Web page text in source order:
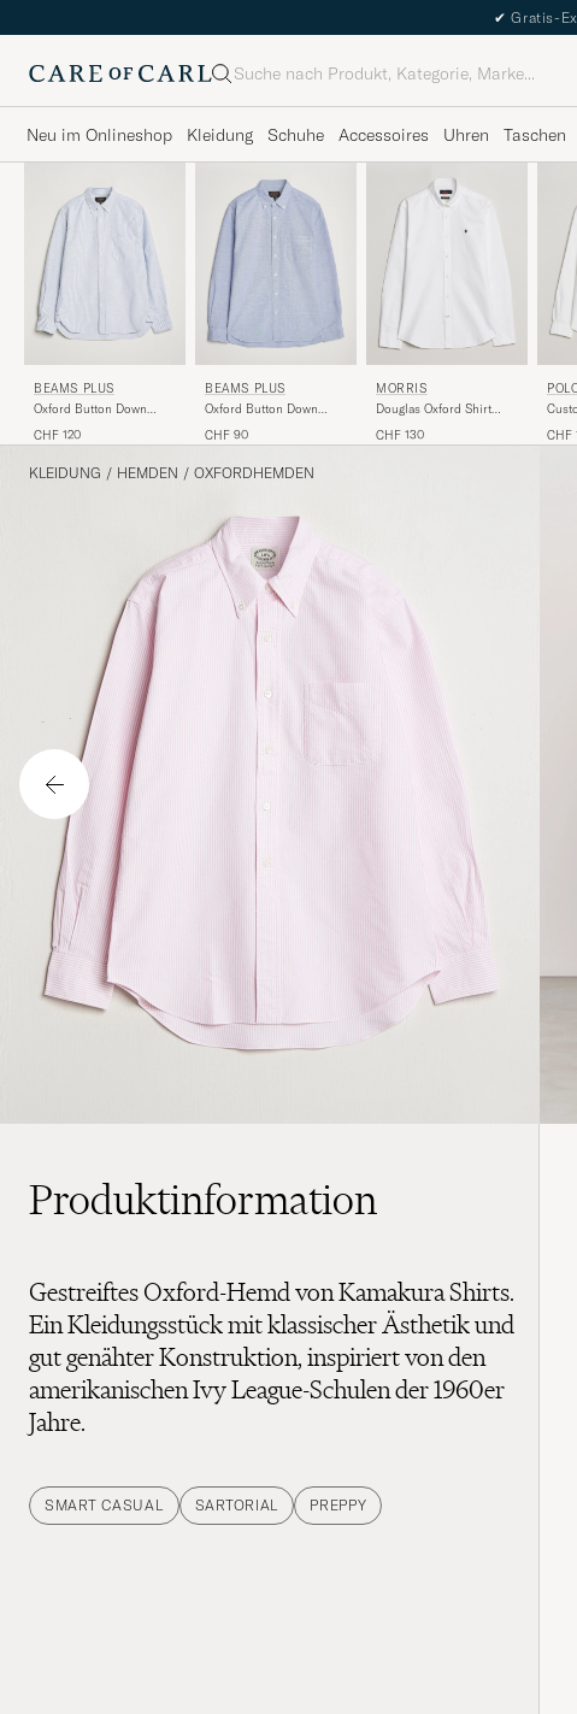
✔ Gratis-
Suche
Neu im Onlineshop Kleidung Schuhe Accessoires Uhren Taschen
BEAMS PLUS
Oxford Button Down
CHF 120
BEAMS PLUS
Oxford Button Down
CHF 90
MORRIS
Douglas Oxford Shirt
CHF 130 CHF
KLEIDUNG / HEMDEN / OXFORDHEMDEN
Produktinformation
Gestreiftes Oxford-Hemd von Kamakura Shirts.
Ein Kleidungsstück mit klassischer Ästhetik und
gut genähter Konstruktion, inspiriert von den
amerikanischen Ivy League-Schulen der 1960er
Jahre.
SMART CASUAL SARTORIAL PREPPY